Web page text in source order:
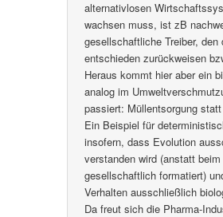
alternativlosen
wachsen muss, ist zB
gesellschaftliche Treiber,
entschieden zurückweisen
Heraus kommt hier aber ein
analog im
passiert: Müllentsorgung statt
Ein Beispiel für
insofern, dass Evolution
verstanden wird (anstatt
gesellschaftlich formatiert)
Verhalten ausschließlich
Da freut sich die Pharma-